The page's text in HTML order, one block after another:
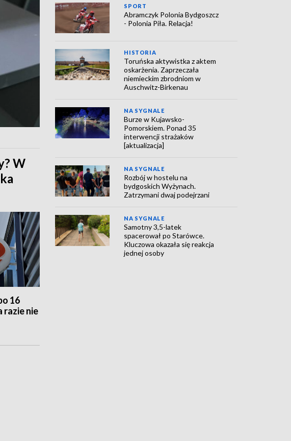
W
16
razie nie
SPORT
Abramczyk Polonia Bydgoszcz
- Polonia Piła. Relacja!
HISTORIA
Toruńska aktywistka z aktem
oskarżenia. Zaprzeczała
niemieckim zbrodniom w
Auschwitz-Birkenau
NA SYGNALE
Burze w Kujawsko-
Pomorskiem. Ponad 35
interwencji strażaków
[aktualizacja]
NA SYGNALE
Rozbój w hostelu na
bydgoskich Wyżynach.
Zatrzymani dwaj podejrzani
NA SYGNALE
Samotny 3,5-latek
spacerował po Starówce.
Kluczowa okazała się reakcja
jednej osoby